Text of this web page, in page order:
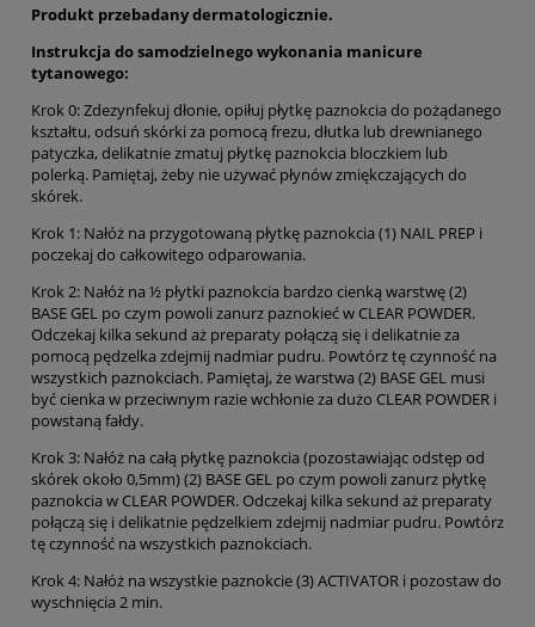
Produkt przebadany dermatologicznie.
Instrukcja do samodzielnego wykonania manicure
tytanowego:
Krok 0: Zdezynfekuj dłonie, opiłuj płytkę paznokcia do pożądanego
kształtu, odsuń skórki za pomocą frezu, dłutka lub drewnianego
patyczka, delikatnie zmatuj płytkę paznokcia bloczkiem lub
polerką. Pamiętaj, żeby nie używać płynów zmiękczających do
skórek.
Krok 1: Nałóż na przygotowaną płytkę paznokcia (1) NAIL PREP i
poczekaj do całkowitego odparowania.
Krok 2: Nałóż na ½ płytki paznokcia bardzo cienką warstwę (2)
BASE GEL po czym powoli zanurz paznokieć w CLEAR POWDER.
Odczekaj kilka sekund aż preparaty połączą się i delikatnie za
pomocą pędzelka zdejmij nadmiar pudru. Powtórz tę czynność na
wszystkich paznokciach. Pamiętaj, że warstwa (2) BASE GEL musi
być cienka w przeciwnym razie wchłonie za dużo CLEAR POWDER i
powstaną fałdy.
Krok 3: Nałóż na całą płytkę paznokcia (pozostawiając odstęp od
skórek około 0,5mm) (2) BASE GEL po czym powoli zanurz płytkę
paznokcia w CLEAR POWDER. Odczekaj kilka sekund aż preparaty
połączą się i delikatnie pędzelkiem zdejmij nadmiar pudru. Powtórz
tę czynność na wszystkich paznokciach.
Krok 4: Nałóż na wszystkie paznokcie (3) ACTIVATOR i pozostaw do
wyschnięcia 2 min.